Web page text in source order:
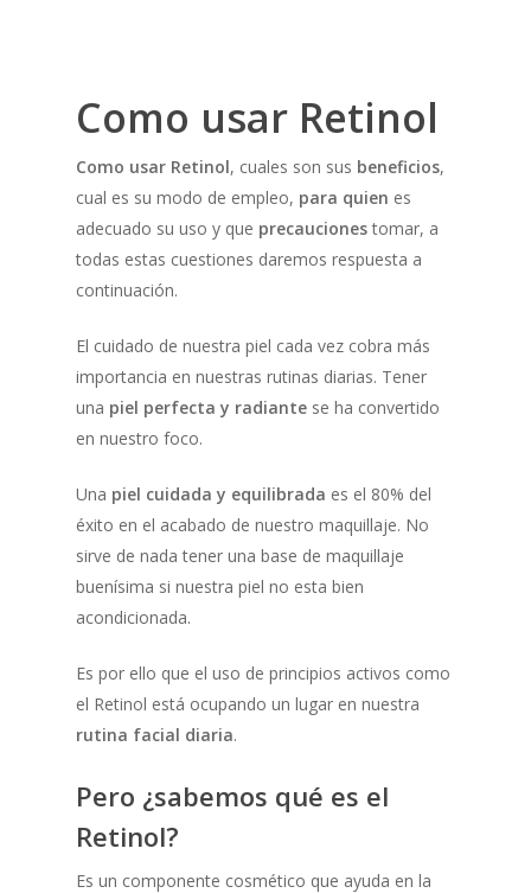
Como usar Retinol
Como usar Retinol, cuales son sus beneficios,
cual es su modo de empleo, para quien es
adecuado su uso y que precaucionestomar, a
todas estas cuestiones daremos respuesta a
continuación.
El cuidado de nuestra piel cada vez cobra más
importancia en nuestras rutinas diarias. Tener
una piel perfecta y radiante se ha convertido
en nuestro foco.
Una piel cuidada y equilibrada es el 80% del
éxito en el acabado de nuestro maquillaje. No
sirve de nada tener una base de maquillaje
buenísima si nuestra piel no esta bien
acondicionada.
Es por ello que el uso de principios activos como
el Retinol está ocupando un lugar en nuestra
rutina facial diaria.
Pero ¿sabemos qué es el
Retinol?
Es un componente cosmético que ayuda en la